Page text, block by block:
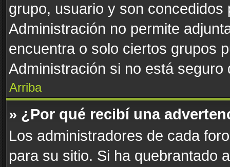
grupo, usuario y son concedidos
Administración no permite
encuentra o solo ciertos grupos
Administración si no está
Arriba
» ¿Por qué recibí una
Los administradores de cada
para su sitio. Si ha quebrantado